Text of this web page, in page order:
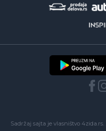
Sadržaj sajta je vlasništvo